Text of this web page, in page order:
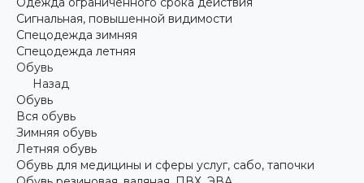
Сигнальная, повышенной видимости
Спецодежда зимняя
Спецодежда летняя
Обувь
Назад
Обувь
Вся обувь
Зимняя обувь
Летняя обувь
Обувь для медицины и сферы услуг, сабо, тапочки